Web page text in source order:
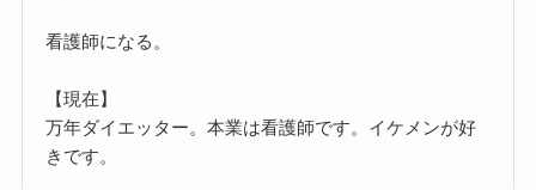
看護師になる。
【現在】
万年ダイエッター。本業は看護師です。イケメンが好
きです。